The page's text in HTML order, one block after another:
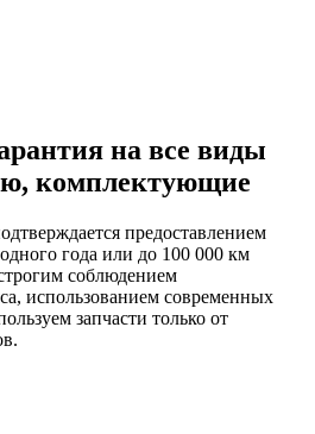
на все виды
комплектующие
предоставлением
года или до 100 000 км
соблюдением
использованием современных
запчасти только от